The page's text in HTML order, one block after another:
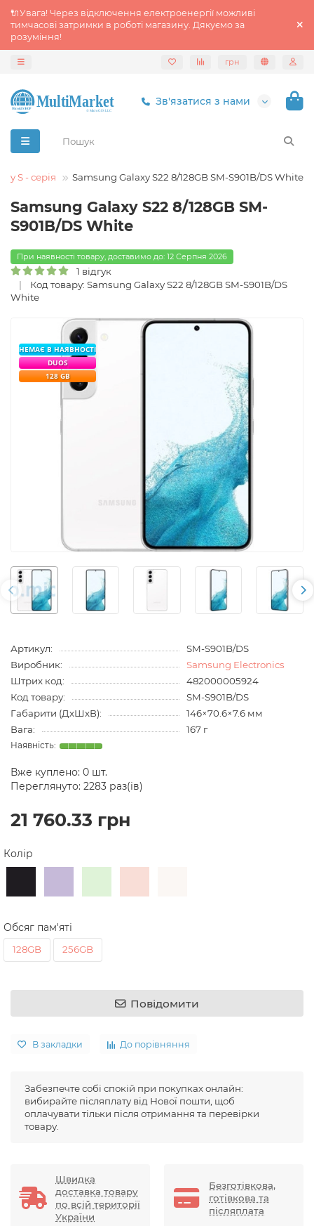
🔌Увага! Через відключення електроенергії можливі
тимчасові затримки в роботі магазину. Дякуємо за
розуміння!
грн
Зв'язатися з нами
S - серія Samsung Galaxy S22 8/128GB SM-S901B/DS White
Samsung Galaxy S22 8/128GB SM-
S901B/DS White
При наявності товару, доставимо до: 12 Серпня 2026
1 відгук
Код товару: Samsung Galaxy S22 8/128GB SM-S901B/DS
White
НЕМАЄ В НАЯВНОСТІ
DUOS
128 GB
Артикул:
SM-S901B/DS
Виробник:
Samsung Electronics
Штрих код:
482000005924
Код товару:
SM-S901B/DS
Габарити (ДхШхВ):
146×70.6×7.6 мм
Вага:
167 г
Вже куплено: 0 шт.
Переглянуто: 2283 раз(ів)
21 760.33 грн
Колір
Обсяг пам'яті
128GB 256GB
Повідомити
В закладки До порівняння
Забезпечте собі спокій при покупках онлайн:
вибирайте післяплату від Нової пошти, щоб
оплачувати тільки після отримання та перевірки
товару.
Швидка
доставка товару
по всій території
України
Безготівкова,
готівкова та
післяплата